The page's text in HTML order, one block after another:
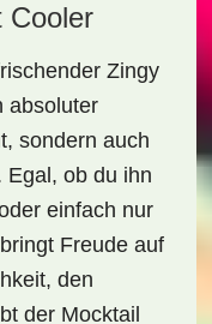
Cooler
Zingy
absoluter
sondern auch
Egal, ob du ihn
einfach nur
Freude auf
den
der Mocktail